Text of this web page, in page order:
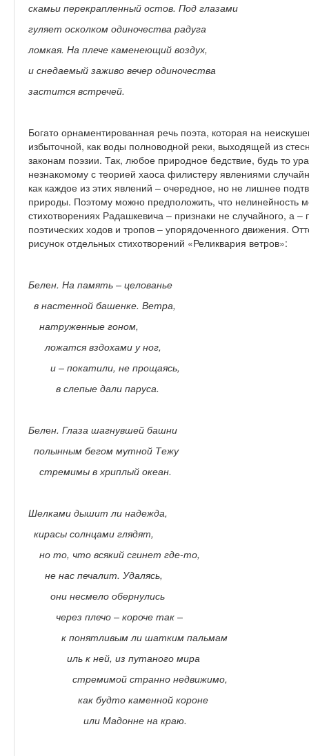
скамьи перекрапленный остов. Под глазами
гуляет осколком одиночества радуга
ломкая. На плече каменеющий воздух,
и снедаемый заживо вечер одиночества
застится встречей.
Богато орнаментированная речь поэта, которая на
избыточной, как воды полноводной реки, выходящей из
законам поэзии. Так, любое природное бедствие, будь то
незнакомому с теорией хаоса филистеру явлениями
как каждое из этих явлений – очередное, но не лишнее
природы. Поэтому можно предположить, что нелинейность
стихотворениях Радашкевича – признаки не случайного, а –
поэтических ходов и тропов – упорядоченного движения.
рисунок отдельных стихотворений «Реликвария ветров»:
Белен. На память – целованье
в настенной башенке. Ветра,
натруженные гоном,
ложатся вздохами у ног,
и – покатили, не прощаясь,
в слепые дали паруса.
Белен. Глаза шагнувшей башни
полынным бегом мутной Тежу
стремимы в хриплый океан.
Шелками дышит ли надежда,
кирасы солнцами глядят,
но то, что всякий сгинет где-то,
не нас печалит. Удалясь,
они несмело обернулись
через плечо – короче так –
к понятливым ли шатким пальмам
иль к ней, из путаного мира
стремимой странно недвижимо,
как будто каменной короне
или Мадонне на краю.